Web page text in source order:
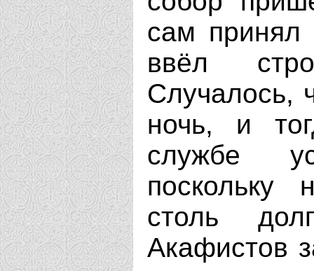
сам принял
ввёл
Случалось,
ночь, и
службе
поскольку
столь
Акафистов